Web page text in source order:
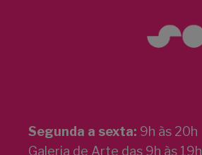
Segunda a sexta: 9h às 20h
Galeria de Arte das 9h às 19h